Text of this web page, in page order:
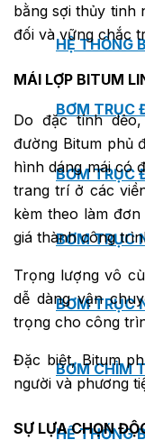
HỆ THỐNG
BƠM TRỤC
BƠM TRỤC
BƠM TRỤC
BƠM TRỤC
BƠM CHÌM
HỆ THỐNG
bằng sợi thủy tinh
đối và vững chắc
MÁI LỢP BITUM
Do đặc tính
đường Bitum phủ
hình dáng mái có
trang trí ở các
kèm theo làm
giá thành công
Trọng lượng vô
dễ dàng vận
trọng cho công
Đặc biệt, Bitum
người và phương
SỰ LỰA CHỌN